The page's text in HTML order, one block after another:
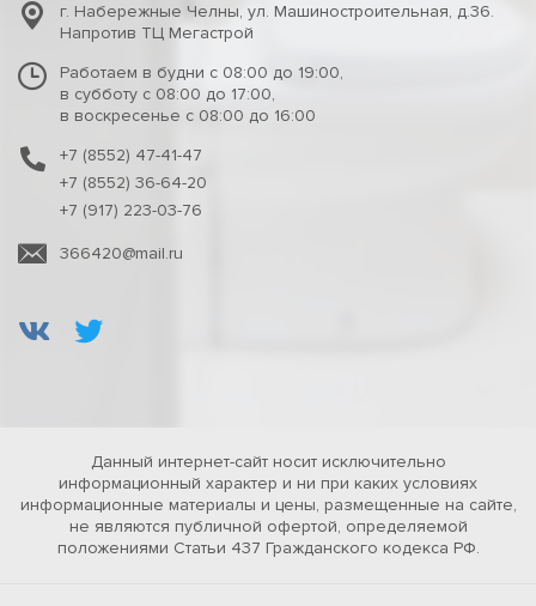
г. Набережные Челны, ул. Машиностроительная, д.36.
Напротив ТЦ Мегастрой
Работаем в будни с 08:00 до 19:00,
в субботу с 08:00 до 17:00,
в воскресенье с 08:00 до 16:00
+7 (8552) 47-41-47
+7 (8552) 36-64-20
+7 (917) 223-03-76
366420@mail.ru
Данный интернет-сайт носит исключительно
информационный характер и ни при каких условиях
информационные материалы и цены, размещенные на сайте,
не являются публичной офертой, определяемой
положениями Статьи 437 Гражданского кодекса РФ.